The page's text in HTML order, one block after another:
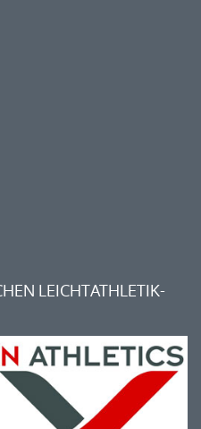
LEICHTATHLETIK-